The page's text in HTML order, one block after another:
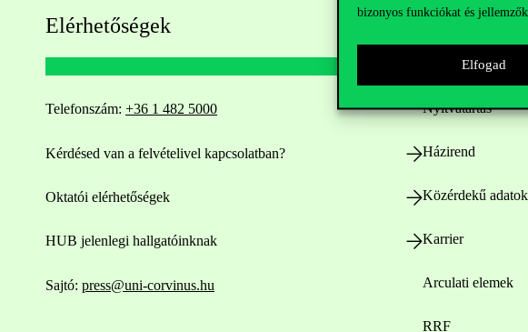
bizonyos funkciókat és
Elfogad
Elérhetőségek
Telefonszám: +36 1 482 5000
Kérdésed van a felvételivel kapcsolatban?
Oktatói elérhetőségek
HUB jelenlegi hallgatóinknak
Sajtó: press@uni-corvinus.hu
Hasznos
Nyitvatartás
Házirend
Közérdekű adatok
Karrier
Arculati elemek
RRF